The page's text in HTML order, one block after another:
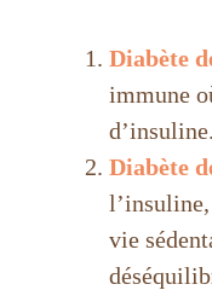
Diabète
immune
d’insuline.
Diabète
vie